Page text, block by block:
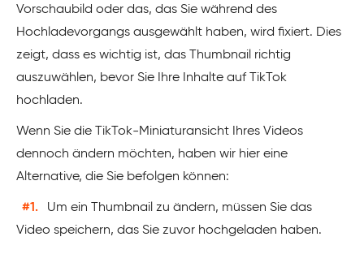
Vorschaubild oder das, das Sie während des
Hochladevorgangs ausgewählt haben, wird fixiert. Dies
zeigt, dass es wichtig ist, das Thumbnail richtig
auszuwählen, bevor Sie Ihre Inhalte auf TikTok
hochladen.
Wenn Sie die TikTok-Miniaturansicht Ihres Videos
dennoch ändern möchten, haben wir hier eine
Alternative, die Sie befolgen können:
#1.
Um ein Thumbnail zu ändern, müssen Sie das
Video speichern, das Sie zuvor hochgeladen haben.